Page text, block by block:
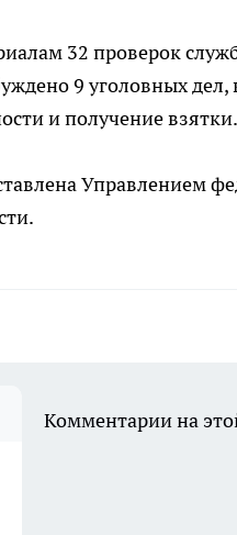
32 проверок
9 уголовных
и получение взятки.
Управлением
Комментарии на